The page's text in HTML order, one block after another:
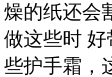
燥的纸还会
做这些时
些护手霜，